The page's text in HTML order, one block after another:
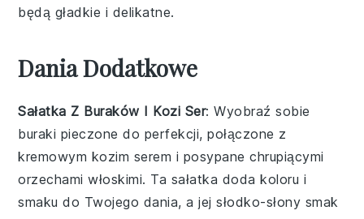
będą gładkie i delikatne.
Dania Dodatkowe
Sałatka Z Buraków I Kozi Ser: Wyobraź sobie
buraki pieczone do perfekcji, połączone z
kremowym kozim serem i posypane chrupiącymi
orzechami włoskimi. Ta sałatka doda koloru i
smaku do Twojego dania, a jej słodko-słony smak